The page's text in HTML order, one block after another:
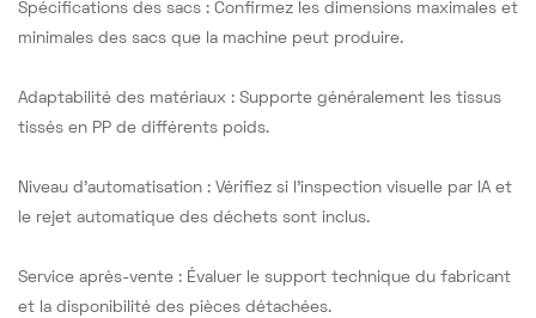
Spécifications des sacs : Confirmez les dimensions maximales et
minimales des sacs que la machine peut produire.
Adaptabilité des matériaux : Supporte généralement les tissus
tissés en PP de différents poids.
Niveau d'automatisation : Vérifiez si l'inspection visuelle par IA et
le rejet automatique des déchets sont inclus.
Service après-vente : Évaluer le support technique du fabricant
et la disponibilité des pièces détachées.